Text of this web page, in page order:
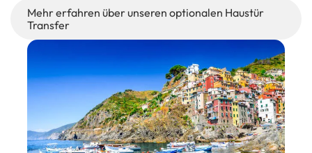
Mehr erfahren über unseren optionalen Haustür
Transfer